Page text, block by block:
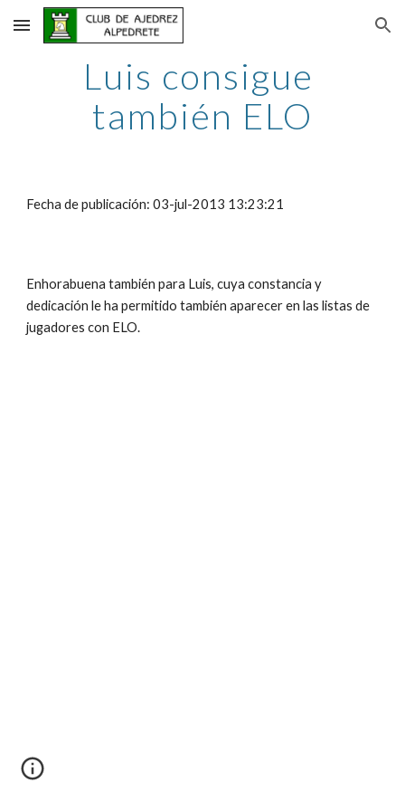
Skip to main content Skip to navigation
Luis consigue
también ELO
Fecha de publicación: 03-jul-2013 13:23:21
Enhorabuena también para Luis, cuya constancia y
dedicación le ha permitido también aparecer en las listas de
jugadores con ELO.